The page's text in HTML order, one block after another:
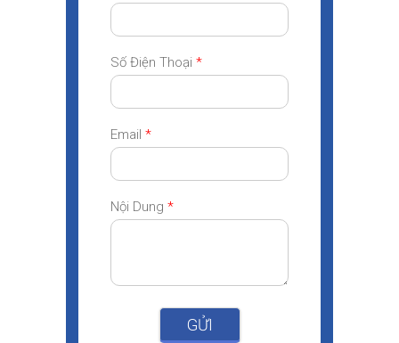
Số Điện Thoại *
Email *
Nội Dung *
GỬI